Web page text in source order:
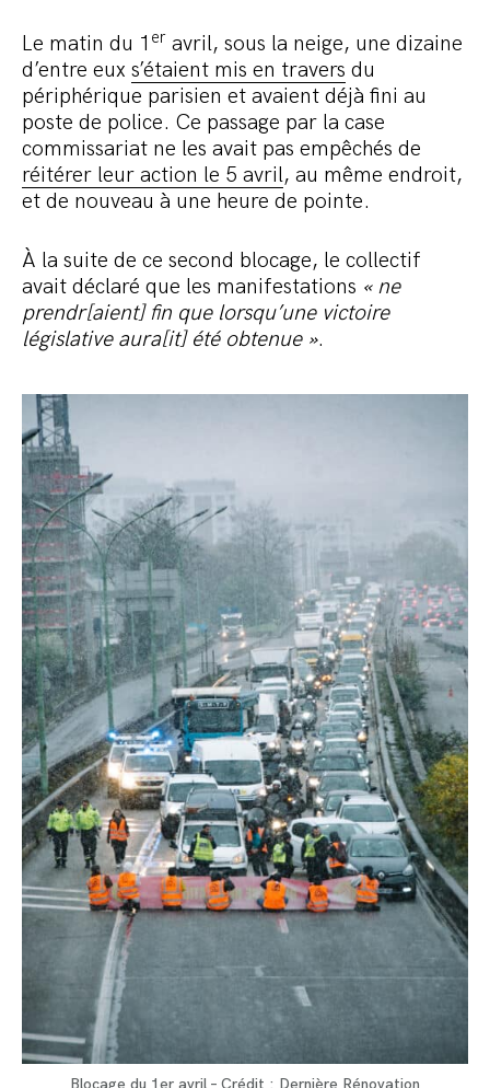
Le matin du 1 er avril, sous la neige, une dizaine
d’entre eux s’étaient mis en travers du
périphérique parisien et avaient déjà fini au
poste de police. Ce passage par la case
commissariat ne les avait pas empêchés de
réitérer leur action le 5 avril, au même endroit,
et de nouveau à une heure de pointe.
À la suite de ce second blocage, le collectif
avait déclaré que les manifestations « ne
prendr[aient] fin que lorsqu’une victoire
législative aura[it] été obtenue ».
Blocage du 1er avril – Crédit : Dernière Rénovation